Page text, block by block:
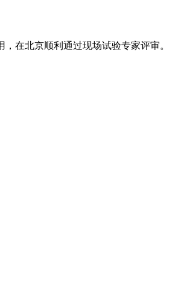
在北京顺利通过现场试验专家评审。